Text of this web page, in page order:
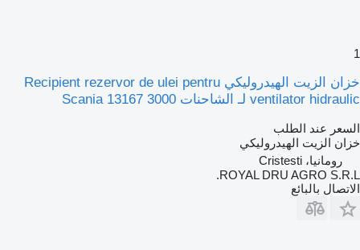
1
خزان الزيت الهيدروليكي Recipient rezervor de ulei pentru
ventilator hidraulic لـ الشاحنات Scania 13167 3000
السعر عند الطلب
خزان الزيت الهيدروليكي
رومانيا، Cristesti
ROYAL DRU AGRO S.R.L.
الاتصال بالبائع